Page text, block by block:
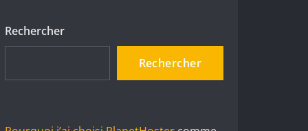
Rechercher
Rechercher